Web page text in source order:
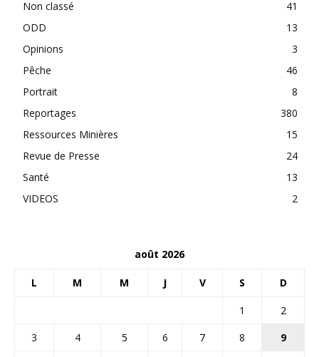
Non classé
41
ODD
13
Opinions
3
Pêche
46
Portrait
8
Reportages
380
Ressources Minières
15
Revue de Presse
24
Santé
13
VIDEOS
2
août 2026
L M M J V S D
1
2
3
4 5 6 7 8
9